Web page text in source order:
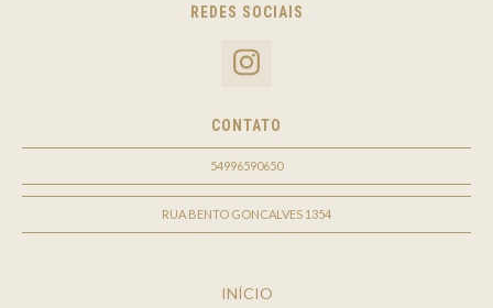
REDES SOCIAIS
CONTATO
54996590650
RUA BENTO GONCALVES 1354
INÍCIO